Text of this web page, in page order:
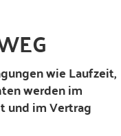
Kontaktwie Laufzeit,
werden im
und im Vertrag